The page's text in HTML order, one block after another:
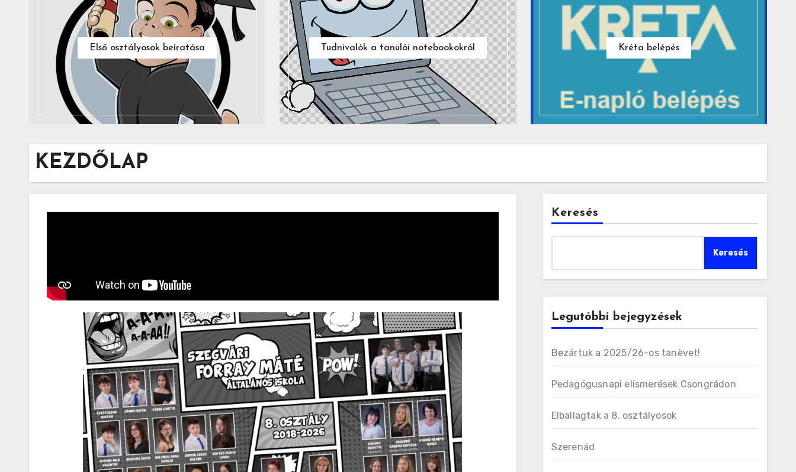
Első osztályosok beíratása Tudnivalók a tanulói notebookokról Kréta belépés
KEZDŐLAP
Keresés
Keresés
Legutóbbi bejegyzések
Bezártuk a 2025/26-os tanèvet!
Pedagógusnapi elismerések Csongrádon
Elballagtak a 8. osztályosok
Szerenád